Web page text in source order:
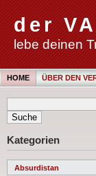
der
lebe deinen
HOME ÜBER DEN
Kategorien
Absurdistan